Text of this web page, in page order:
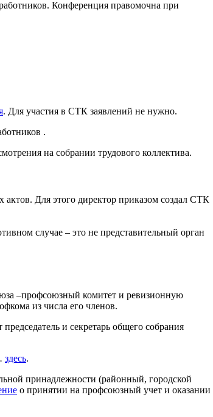
Конференция правомочна при
. Для участия в СТК заявлений не нужно.
.
на собрании трудового коллектива.
Для этого директор приказом создал СТК
случае – это не представительный орган
–профсоюзный комитет и ревизионную
из числа его членов.
и секретарь общего собрания
здесь.
принадлежности (районный, городской
о принятии на профсоюзный учет и оказании